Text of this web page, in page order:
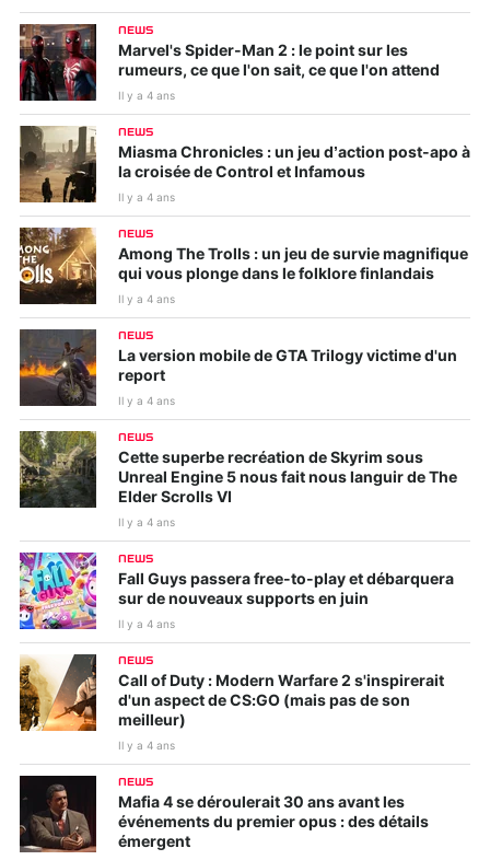
NEWS
Marvel's Spider-Man 2 : le point sur les
rumeurs, ce que l'on sait, ce que l'on attend
Il y a 4 ans
NEWS
Miasma Chronicles : un jeu d’action post-apo à
la croisée de Control et Infamous
Il y a 4 ans
NEWS
Among The Trolls : un jeu de survie magnifique
qui vous plonge dans le folklore finlandais
Il y a 4 ans
NEWS
La version mobile de GTA Trilogy victime d'un
report
Il y a 4 ans
NEWS
Cette superbe recréation de Skyrim sous
Unreal Engine 5 nous fait nous languir de The
Elder Scrolls VI
Il y a 4 ans
NEWS
Fall Guys passera free-to-play et débarquera
sur de nouveaux supports en juin
Il y a 4 ans
NEWS
Call of Duty : Modern Warfare 2 s'inspirerait
d'un aspect de CS:GO (mais pas de son
meilleur)
Il y a 4 ans
NEWS
Mafia 4 se déroulerait 30 ans avant les
événements du premier opus : des détails
émergent